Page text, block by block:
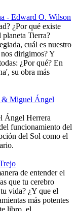
- Edward O. Wilson
¿Por qué existe
planeta Tierra?
cuál es nuestro
dirigimos? Y
¿Por qué? En
su obra más
& Miguel Ángel
Ángel Herrera
funcionamiento del
del Sol como el
de entender el
que tu cerebro
vida? ¿Y que el
más potentes